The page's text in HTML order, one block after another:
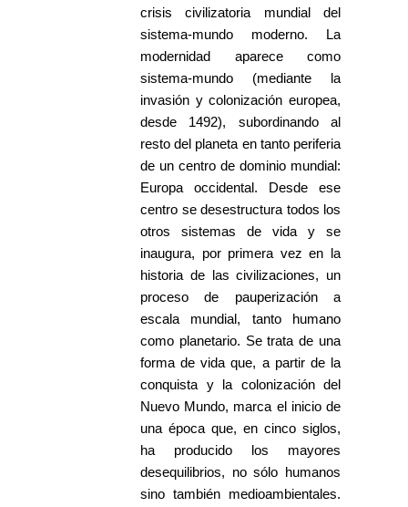
crisis civilizatoria mundial del
sistema-mundo moderno. La
modernidad aparece como
sistema-mundo (mediante la
invasión y colonización europea,
desde 1492), subordinando al
resto del planeta en tanto periferia
de un centro de dominio mundial:
Europa occidental. Desde ese
centro se desestructura todos los
otros sistemas de vida y se
inaugura, por primera vez en la
historia de las civilizaciones, un
proceso de pauperización a
escala mundial, tanto humano
como planetario. Se trata de una
forma de vida que, a partir de la
conquista y la colonización del
Nuevo Mundo, marca el inicio de
una época que, en cinco siglos,
ha producido los mayores
desequilibrios, no sólo humanos
sino también medioambientales.